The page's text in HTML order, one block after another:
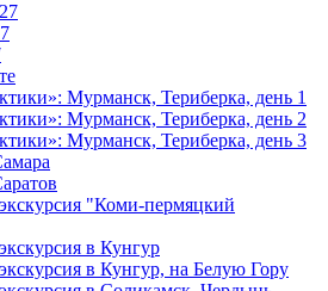
Мурманск, Териберка, день 1
Мурманск, Териберка, день 2
Мурманск, Териберка, день 3
"Коми-пермяцкий
в Кунгур
в Кунгур, на Белую Гору